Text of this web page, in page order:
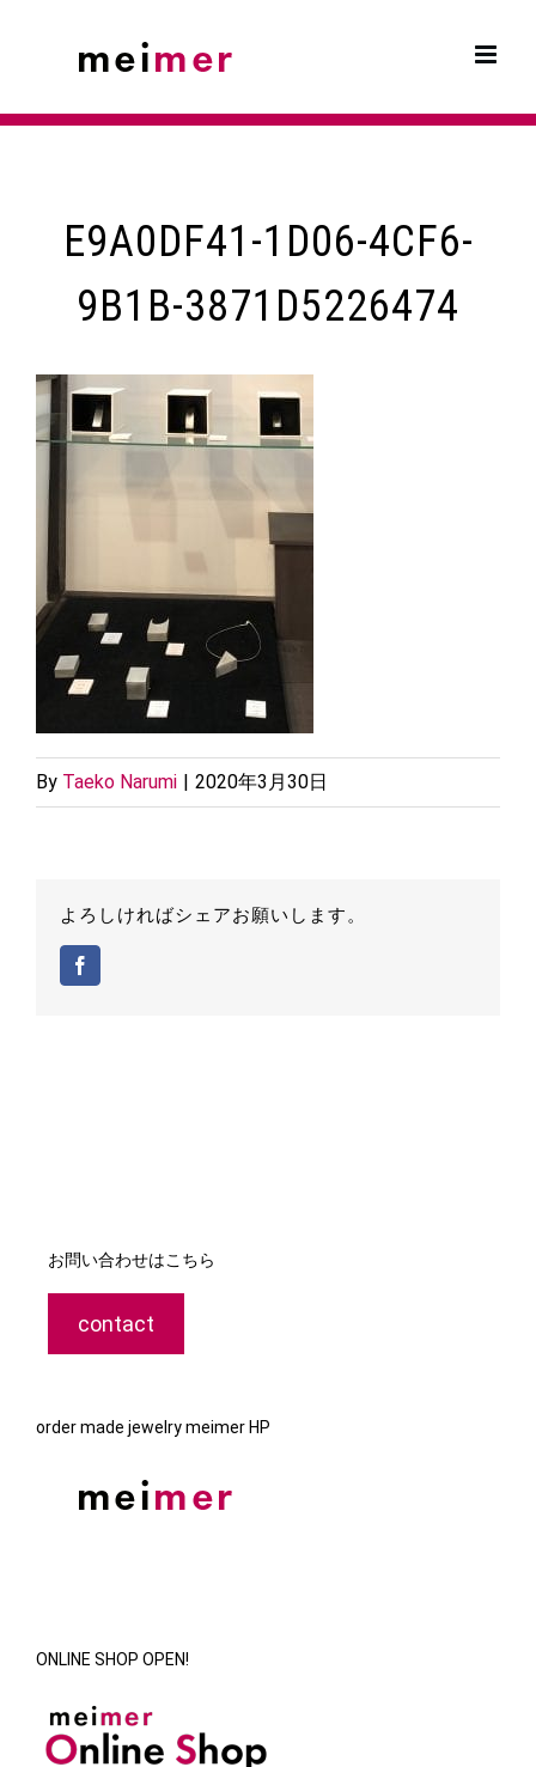
E9A0DF41-1D06-4CF6-
9B1B-3871D5226474
By Taeko Narumi | 2020年3月30日
よろしければシェアお願いします。
お問い合わせはこちら
contact
order made jewelry meimer HP
ONLINE SHOP OPEN!